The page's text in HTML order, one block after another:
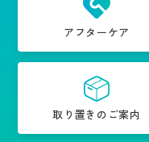
アフターケア
取り置きのご案内